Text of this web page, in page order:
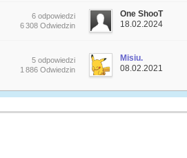
6 odpowiedzi
6 308 Odwiedzin
One ShooT
18.02.2024
5 odpowiedzi
1 886 Odwiedzin
Misiu.
08.02.2021